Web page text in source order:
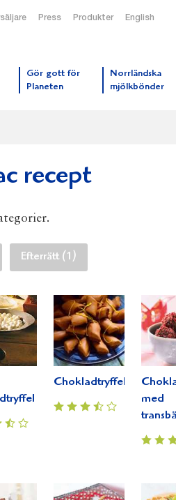
Press Produkter English
Gör gott för
Planeten
Norrländska
mjölkbönder
recept
Efterrätt (1)
Chokladtryffel
med